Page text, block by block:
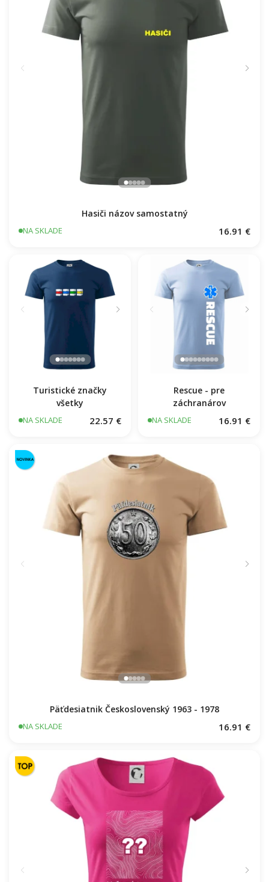
Hasiči názov samostatný
NA SKLADE 16.91 €
Turistické značky
všetky
NA SKLADE 22.57 €
Rescue - pre
záchranárov
NA SKLADE 16.91 €
Päťdesiatnik Československý 1963 - 1978
NA SKLADE 16.91 €